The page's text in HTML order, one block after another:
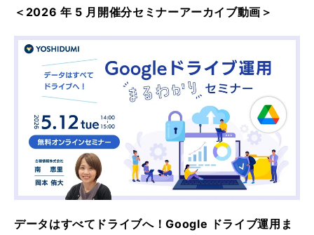
＜2026 年 5 月開催分セミナーアーカイブ動画＞
データはすべてドライブへ！Google ドライブ運用ま